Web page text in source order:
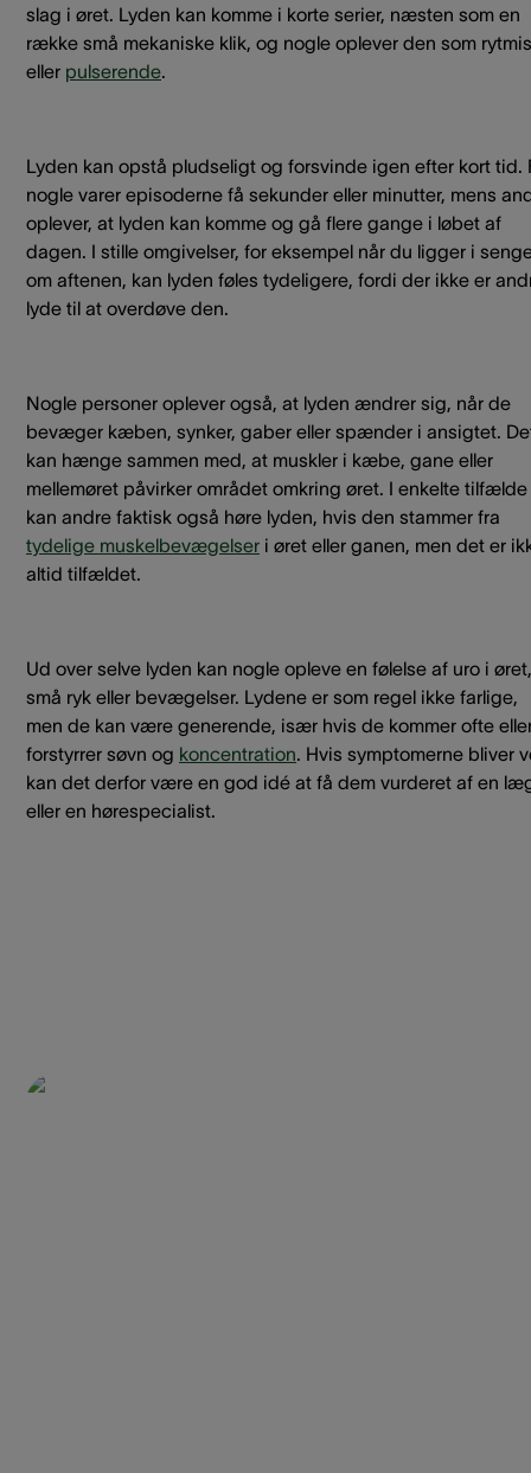
slag i øret. Lyden kan komme i korte serier, næsten som en
række små mekaniske klik, og nogle oplever den som
eller pulserende.
Lyden kan opstå pludseligt og forsvinde igen efter kort tid.
nogle varer episoderne få sekunder eller minutter, mens
oplever, at lyden kan komme og gå flere gange i løbet af
dagen. I stille omgivelser, for eksempel når du ligger i
om aftenen, kan lyden føles tydeligere, fordi der ikke er
lyde til at overdøve den.
Nogle personer oplever også, at lyden ændrer sig, når de
bevæger kæben, synker, gaber eller spænder i ansigtet.
kan hænge sammen med, at muskler i kæbe, gane eller
mellemøret påvirker området omkring øret. I enkelte tilfælde
kan andre faktisk også høre lyden, hvis den stammer fra
tydelige muskelbevægelser i øret eller ganen, men det er
altid tilfældet.
Ud over selve lyden kan nogle opleve en følelse af uro i øret,
små ryk eller bevægelser. Lydene er som regel ikke farlige,
men de kan være generende, især hvis de kommer ofte
forstyrrer søvn og koncentration. Hvis symptomerne bliver
kan det derfor være en god idé at få dem vurderet af en
eller en hørespecialist.